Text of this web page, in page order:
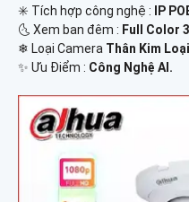
✳️ Tích hợp công nghệ :
IP
🌜 Xem ban đêm : Full Color
❄ Loại Camera Thân Kim
️✨ Ưu Điểm : Công Nghệ AI.